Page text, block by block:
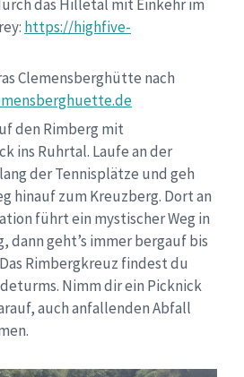
das Hilletal mit Einkehr im
https://highfive-
Clemensberghütte nach
den Rimberg mit
ins Ruhrtal. Laufe an der
der Tennisplätze und geh
hinauf zum Kreuzberg. Dort an
führt ein mystischer Weg in
dann geht’s immer bergauf bis
Rimbergkreuz findest du
Nimm dir ein Picknick
auch anfallenden Abfall